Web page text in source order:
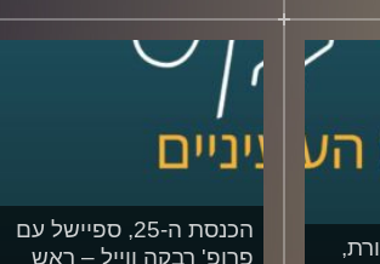
הכנסת ה-25, ספיישל עם
פרופ' רבקה ווייל – ראש